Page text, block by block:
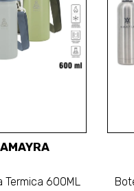
AMAYRA
Termica 600ML